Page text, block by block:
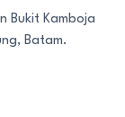
Bukit Kamboja
Batam.